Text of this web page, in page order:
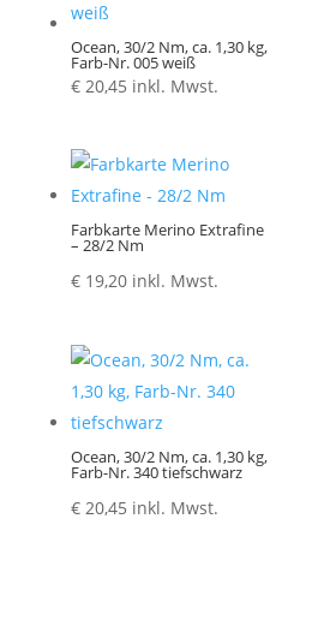
Ocean, 30/2 Nm, ca. 1,30 kg,
Farb-Nr. 005 weiß
€20,45 inkl. Mwst.
Farbkarte Merino Extrafine
– 28/2 Nm
€19,20 inkl. Mwst.
Ocean, 30/2 Nm, ca. 1,30 kg,
Farb-Nr. 340 tiefschwarz
€20,45 inkl. Mwst.